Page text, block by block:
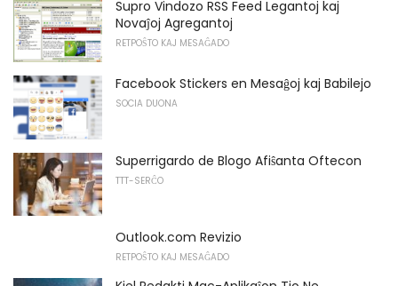
Supro Vindozo RSS Feed Legantoj kaj
Novaĵoj Agregantoj
RETPOŜTO KAJ MESAĜADO
Facebook Stickers en Mesaĝoj kaj Babilejo
SOCIA DUONA
Superrigardo de Blogo Afiŝanta Oftecon
TTT-SERĈO
Outlook.com Revizio
RETPOŜTO KAJ MESAĜADO